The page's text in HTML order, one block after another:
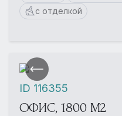
с отделкой
ОФИС, 1800 М2
ID 116355